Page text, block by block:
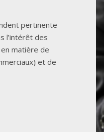
pertinente
l’intérêt des
matière de
et de